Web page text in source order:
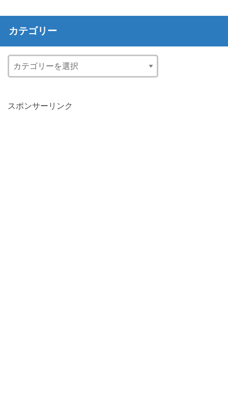
カテゴリー
スポンサーリンク